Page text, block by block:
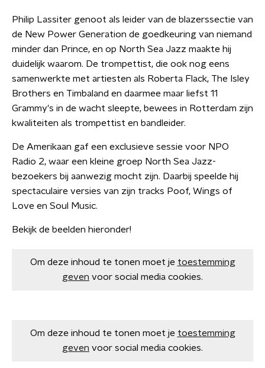
Philip Lassiter genoot als leider van de blazerssectie van
de New Power Generation de goedkeuring van niemand
minder dan Prince, en op North Sea Jazz maakte hij
duidelijk waarom. De trompettist, die ook nog eens
samenwerkte met artiesten als Roberta Flack, The Isley
Brothers en Timbaland en daarmee maar liefst 11
Grammy's in de wacht sleepte, bewees in Rotterdam zijn
kwaliteiten als trompettist en bandleider.
De Amerikaan gaf een exclusieve sessie voor NPO
Radio 2, waar een kleine groep North Sea Jazz-
bezoekers bij aanwezig mocht zijn. Daarbij speelde hij
spectaculaire versies van zijn tracks Poof, Wings of
Love en Soul Music.
Bekijk de beelden hieronder!
Om deze inhoud te tonen moet je toestemming
geven voor social media cookies.
Om deze inhoud te tonen moet je toestemming
geven voor social media cookies.